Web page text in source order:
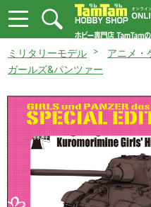
ミリタリーモデル
アニメ・
ガールズ&パンツァー